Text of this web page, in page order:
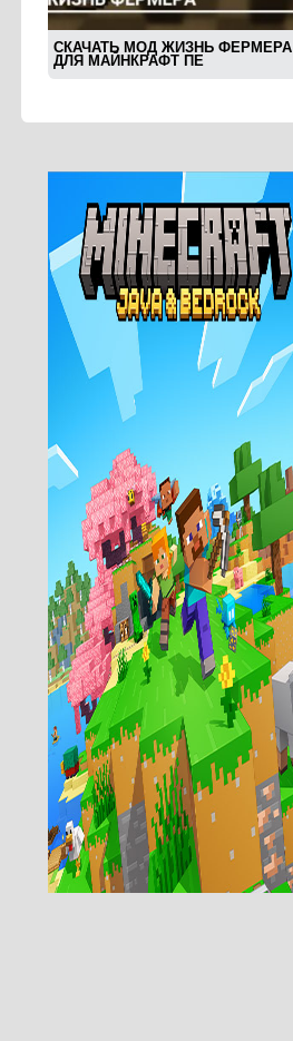
Скачать Minecraft...
СКАЧАТЬ МОД ЖИЗНЬ ФЕРМЕРА
ДЛЯ МАЙНКРАФТ ПЕ